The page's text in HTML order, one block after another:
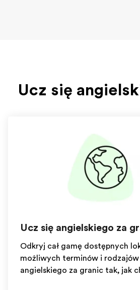
Ucz się
Ucz się angielskiego za
Odkryj całą gamę dostępnych
możliwych terminów i rodzajów
angielskiego za granicą tak, jak